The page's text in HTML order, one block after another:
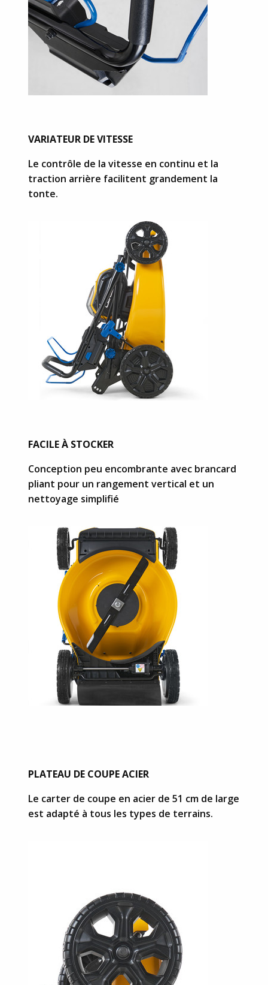
VARIATEUR DE VITESSE
Le contrôle de la vitesse en continu et la
traction arrière facilitent grandement la
tonte.
FACILE À STOCKER
Conception peu encombrante avec brancard
pliant pour un rangement vertical et un
nettoyage simplifié
PLATEAU DE COUPE ACIER
Le carter de coupe en acier de 51 cm de large
est adapté à tous les types de terrains.